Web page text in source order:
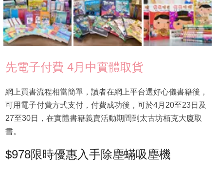
先電子付費 4月中實體取貨
網上買書流程相當簡單，讀者在網上平台選好心儀書籍後，
可用電子付費方式支付，付費成功後，可於4月20至23日及
27至30日，在實體書籍義賣活動期間到太古坊栢克大廈取
書。
$978限時優惠入手除塵蟎吸塵機